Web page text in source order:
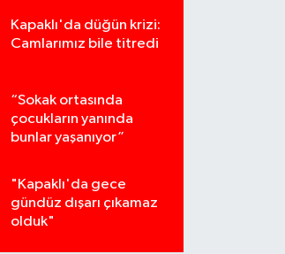
Kapaklı'da düğün krizi:
Camlarımız bile titredi
“Sokak ortasında
çocukların yanında
bunlar yaşanıyor”
"Kapaklı'da gece
gündüz dışarı çıkamaz
olduk"